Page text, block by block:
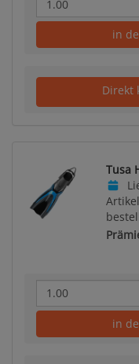
in
Direkt
Tusa
in